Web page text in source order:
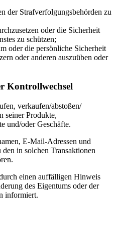
der Strafverfolgungsbehörden zu
oder die Sicherheit
zu schützen;
oder die persönliche Sicherheit
oder anderen auszuüben oder
Kontrollwechsel
verkaufen/abstoßen/
seiner Produkte,
und/oder Geschäfte.
E-Mail-Adressen und
in solchen Transaktionen
einen auffälligen Hinweis
des Eigentums oder der
informiert.